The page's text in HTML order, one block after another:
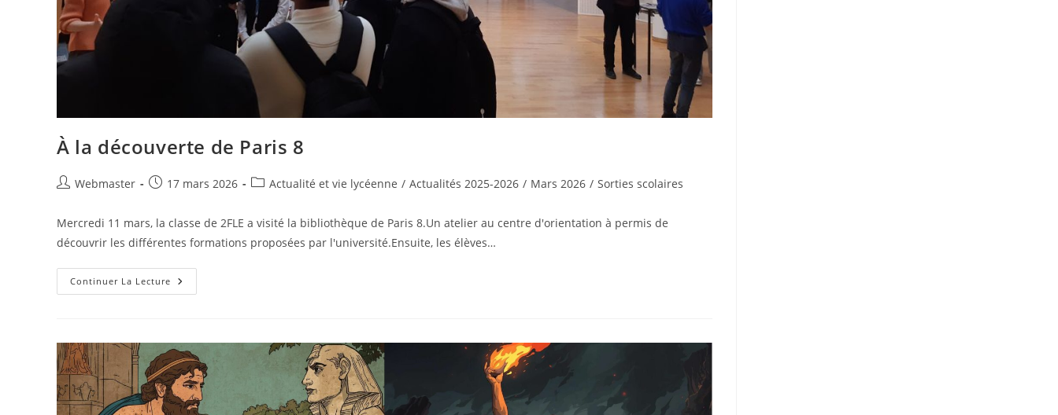
À la découverte de Paris 8
Auteur/autrice
publication :
Webmaster
Publication
17 mars 2026
PostActualité et vie lycéenne / Actualités 2025-2026 / Mars 2026 / Sorties scolaires
Mercredi 11 mars, la classe de 2FLE a visité la bibliothèque de Paris 8.Un atelier au centre d'orientation à permis de
découvrir les différentes formations proposées par l'université.Ensuite, les élèves…
Continuer La Lecture
La